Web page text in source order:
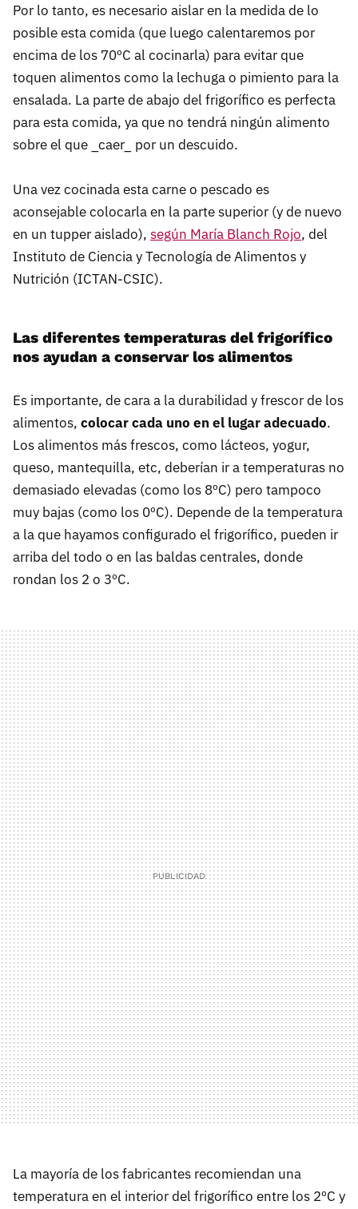
Por lo tanto, es necesario aislar en la medida de lo
posible esta comida (que luego calentaremos por
encima de los 70ºC al cocinarla) para evitar que
toquen alimentos como la lechuga o pimiento para la
ensalada. La parte de abajo del frigorífico es perfecta
para esta comida, ya que no tendrá ningún alimento
sobre el que _caer_ por un descuido.
Una vez cocinada esta carne o pescado es
aconsejable colocarla en la parte superior (y de nuevo
en un tupper aislado), según María Blanch Rojo, del
Instituto de Ciencia y Tecnología de Alimentos y
Nutrición (ICTAN-CSIC).
Las diferentes temperaturas del frigorífico
nos ayudan a conservar los alimentos
Es importante, de cara a la durabilidad y frescor de los
alimentos, colocar cada uno en el lugar adecuado.
Los alimentos más frescos, como lácteos, yogur,
queso, mantequilla, etc, deberían ir a temperaturas no
demasiado elevadas (como los 8ºC) pero tampoco
muy bajas (como los 0ºC). Depende de la temperatura
a la que hayamos configurado el frigorífico, pueden ir
arriba del todo o en las baldas centrales, donde
rondan los 2 o 3ºC.
La mayoría de los fabricantes recomiendan una
temperatura en el interior del frigorífico entre los 2ºC y